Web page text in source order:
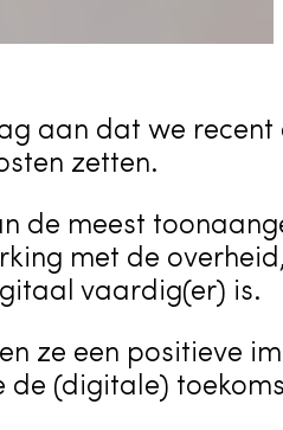
aan dat we
zetten.
de meest
met de
vaardig(er) is.
ze een positieve
de (digitale)